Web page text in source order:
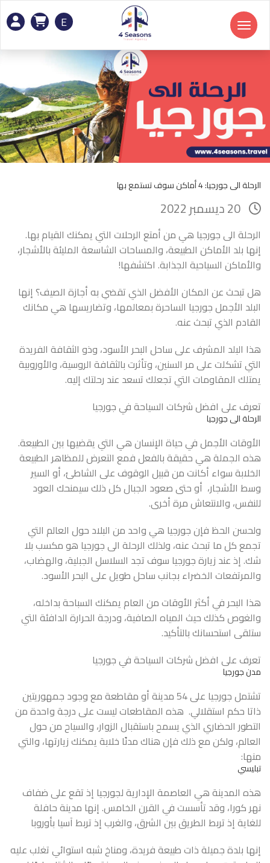
E Toggle navigation
الرحلة الى جورجيا: 4 أماكن سوف تستمع بها
الرحلة الى جورجيا هي من أمتع الرحلات التي يمكنك القيام بها.
إنها بلد الأماكن الطبيعة، والمساحات الشاسعة المليئة بالأشجار،
والأماكن السياحية الجذابة. اكتشفها!
هل تبحث عن المكان الأفضل الذي تقضي به أجازة الصيف؟ إنها
البلد الأجمل جورجيا الساحرة بمعالمها، وتضاريسها هي مكانك
القادم الذي تبحث عنه.
هذا البلد المشرف على ساحل البحر الأسود، وذو الثقافة الفريدة
التي تشكلت على مر السنين، وتأثرت بالثقافة الروسية، والأوروبية
يمتلك المقاومات التي تجعلك تسعد عند رحلتك إليه.
تعرف على افضل شركات السياحة في جورجيا
الرحلة الى جورجيا
الأوقات الأجمل في حياة الإنسان هي التي يقضيها بين الطبيعة.
هذه الجملة هي حقيقة بالفعل فمع التعرض للمظاهر الطبيعة
الخلابة سواء أكانت من قبيل الوقوف على الشاطئ، أو السير
وسط الأشجار، أو حتى صعود الجبال كل ذلك سيمنحك العود
للنفس، والانتعاش مرة أخرى.
ولحسن الحظ فإن جورجيا هي واحد من البلاد حول العالم التي
تجمع كل ما تبحث عنه، ولذلك الرحلة الى جورجيا هو مكسب بلا
شك. إذ عند زيارة جورجيا سوف تجد السلاسل الجبلية، والهضاب،
والمرتفعات الخضراء بجانب ساحل طويل على البحر الأسود.
هذا البحر في أكثر الأوقات من العام يمكنك السباحة بداخله،
والغوص كذلك حيث المياه الصافية، ودرجة الحرارة الدافئة التي
ستلقى استحسانك بالتأكيد.
تعرف على افضل شركات السياحة في جورجيا
مدن جورجيا
تشتمل جورجيا على 54 مدينة أو مقاطعة مع وجود جمهوريتين
ذاتا حكم استقلالي. هذه المقاطعات ليست على درجة واحدة من
التطور الحضاري الذي يسمح باستقبال الزوار، والسياح من حول
العالم، ولكن مع ذلك فإن هناك مدنًا خلابة يمكنك زيارتها، والتي
منها:
تبليسي
هذه المدينة هي العاصمة الإدارية لجورجيا إذ تقع على ضفاف
نهر كورا، وقد تأسست في القرن الخامس. إنها مدينة حافلة
للغاية إذ تربط الطريق بين الشرق، والغرب إذ تربط آسيا بأوروبا
إنها بلدة جميلة ذات طبيعة فريدة، ومناخ شبه استوائي تغلب عليه